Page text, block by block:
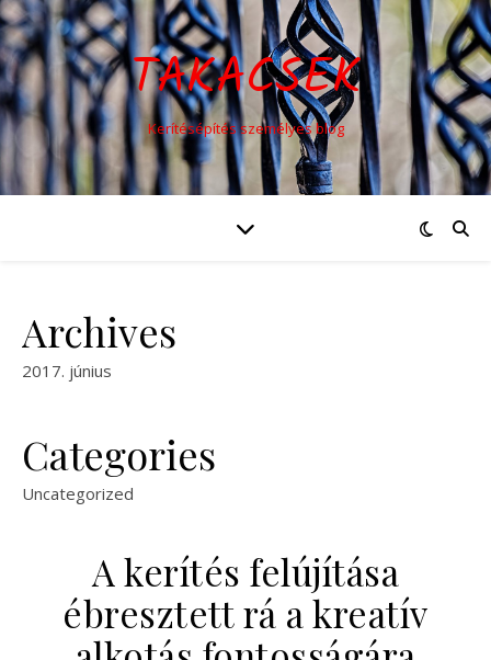
TAKACSEK
Kerítésépítés személyes blog
Archives
2017. június
Categories
Uncategorized
A kerítés felújítása
ébresztett rá a kreatív